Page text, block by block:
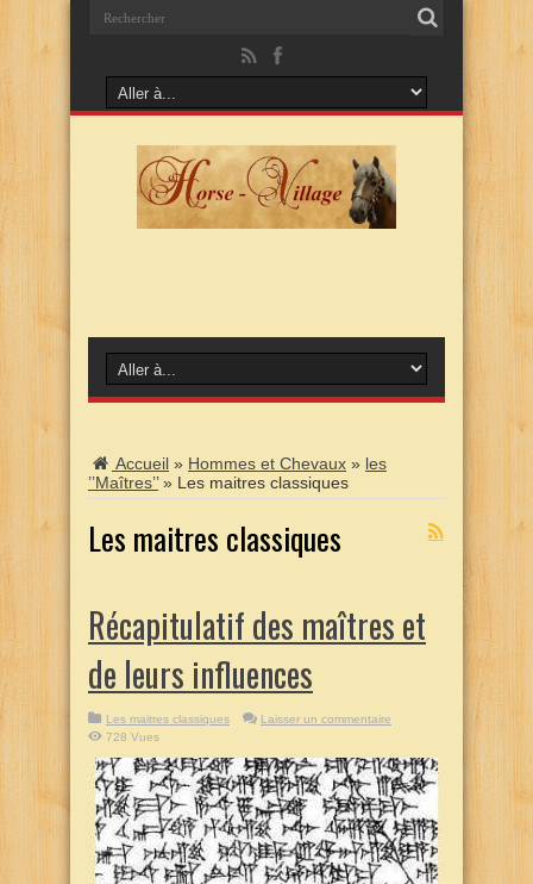
Accueil » Hommes et Chevaux » les
’’Maîtres’’ » Les maitres classiques
Les maitres classiques
Récapitulatif des maîtres et
de leurs influences
Les maitres classiques
Laisser un commentaire
728 Vues